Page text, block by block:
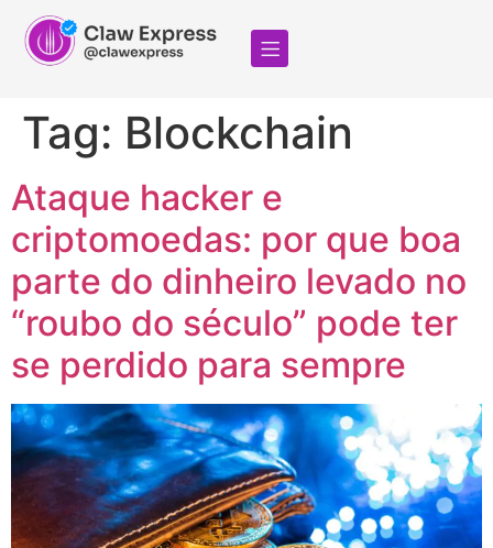
Tag: Blockchain
Ataque hacker e
criptomoedas: por que boa
parte do dinheiro levado no
“roubo do século” pode ter
se perdido para sempre